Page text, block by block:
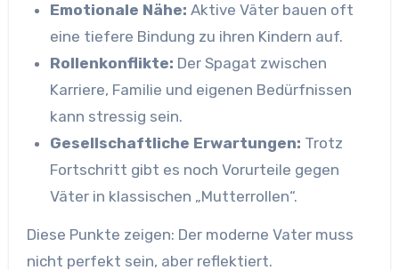
Emotionale Nähe: Aktive Väter bauen oft
eine tiefere Bindung zu ihren Kindern auf.
Rollenkonflikte: Der Spagat zwischen
Karriere, Familie und eigenen Bedürfnissen
kann stressig sein.
Gesellschaftliche Erwartungen: Trotz
Fortschritt gibt es noch Vorurteile gegen
Väter in klassischen „Mutterrollen“.
Diese Punkte zeigen: Der moderne Vater muss
nicht perfekt sein, aber reflektiert.